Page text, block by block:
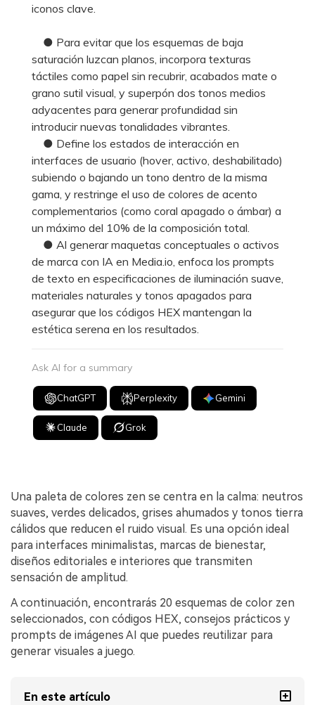
iconos clave.
● Para evitar que los esquemas de baja
saturación luzcan planos, incorpora texturas
táctiles como papel sin recubrir, acabados mate o
grano sutil visual, y superpón dos tonos medios
adyacentes para generar profundidad sin
introducir nuevas tonalidades vibrantes.
● Define los estados de interacción en
interfaces de usuario (hover, activo, deshabilitado)
subiendo o bajando un tono dentro de la misma
gama, y restringe el uso de colores de acento
complementarios (como coral apagado o ámbar) a
un máximo del 10% de la composición total.
● Al generar maquetas conceptuales o activos
de marca con IA en Media.io, enfoca los prompts
de texto en especificaciones de iluminación suave,
materiales naturales y tonos apagados para
asegurar que los códigos HEX mantengan la
estética serena en los resultados.
Ask AI for a summary
ChatGPT Perplexity Gemini
Claude Grok
Una paleta de colores zen se centra en la calma: neutros
suaves, verdes delicados, grises ahumados y tonos tierra
cálidos que reducen el ruido visual. Es una opción ideal
para interfaces minimalistas, marcas de bienestar,
diseños editoriales e interiores que transmiten
sensación de amplitud.
A continuación, encontrarás 20 esquemas de color zen
seleccionados, con códigos HEX, consejos prácticos y
prompts de imágenes AI que puedes reutilizar para
generar visuales a juego.
En este artículo